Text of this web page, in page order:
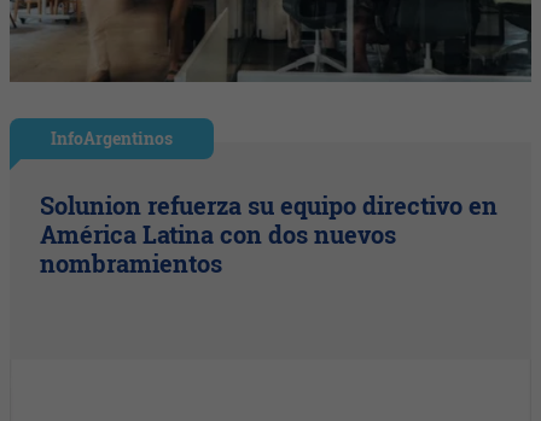
InfoArgentinos
Solunion refuerza su equipo directivo en
América Latina con dos nuevos
nombramientos